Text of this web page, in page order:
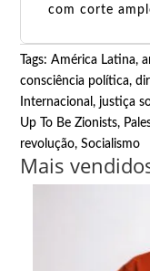
com corte
Tags:América Latina,
consciência política,
Internacional,justiça
Up To Be Zionists,
revolução,Socialismo
Mais